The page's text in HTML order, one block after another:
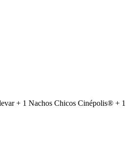
+ 1 Nachos Chicos Cinépolis® + 1